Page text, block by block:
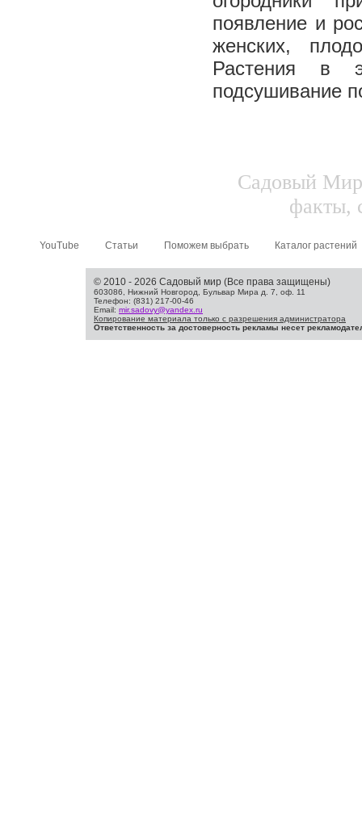
появление и
женских,
Растения в
подсушивание
Садовый
факты,
YouTube Статьи Поможем выбрать Каталог растений
© 2010 - 2026 Садовый мир (Все права защищены)
603086, Нижний Новгород, Бульвар Мира д. 7, оф. 11
Телефон: (831) 217-00-46
Email: mir.sadovy@yandex.ru
Копирование материала только с разрешения администратора
Ответственность за достоверность рекламы несет